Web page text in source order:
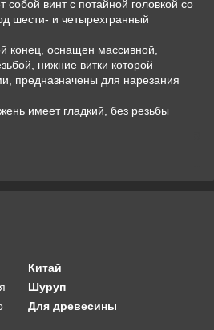
собой винт с потайной головкой со
шести- и четырехгранный
конец, оснащен массивной,
нижние витки которой
предназначены для нарезания
имеет гладкий, без резьбы
Китай
Шуруп
Для древесины